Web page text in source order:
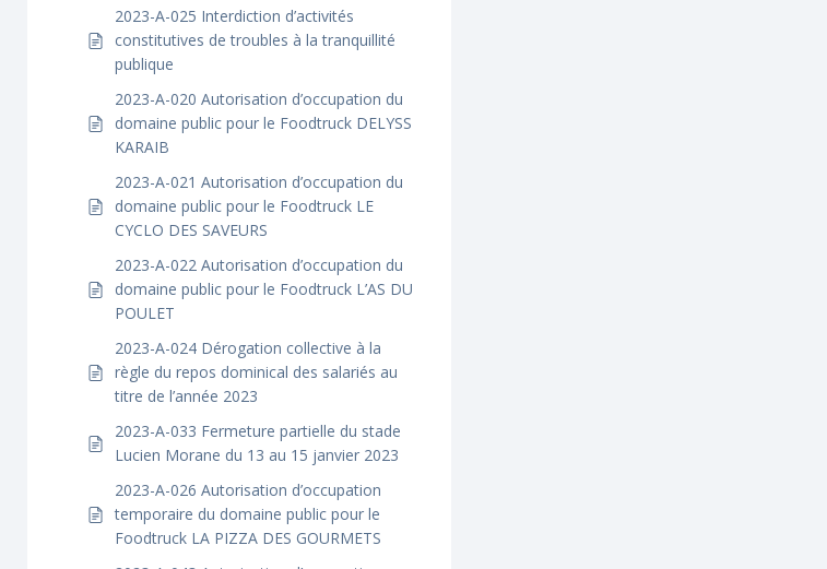
2023-A-025 Interdiction d’activités
constitutives de troubles à la tranquillité
publique
2023-A-020 Autorisation d’occupation du
domaine public pour le Foodtruck DELYSS
KARAIB
2023-A-021 Autorisation d’occupation du
domaine public pour le Foodtruck LE
CYCLO DES SAVEURS
2023-A-022 Autorisation d’occupation du
domaine public pour le Foodtruck L’AS DU
POULET
2023-A-024 Dérogation collective à la
règle du repos dominical des salariés au
titre de l’année 2023
2023-A-033 Fermeture partielle du stade
Lucien Morane du 13 au 15 janvier 2023
2023-A-026 Autorisation d’occupation
temporaire du domaine public pour le
Foodtruck LA PIZZA DES GOURMETS